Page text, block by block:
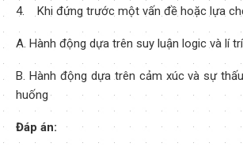
4. Khi đứng trước một vấn đề hoặc lựa
A. Hành động dựa trên suy luận logic và lí trí
B. Hành động dựa trên cảm xúc và sự
huống
Đáp án: